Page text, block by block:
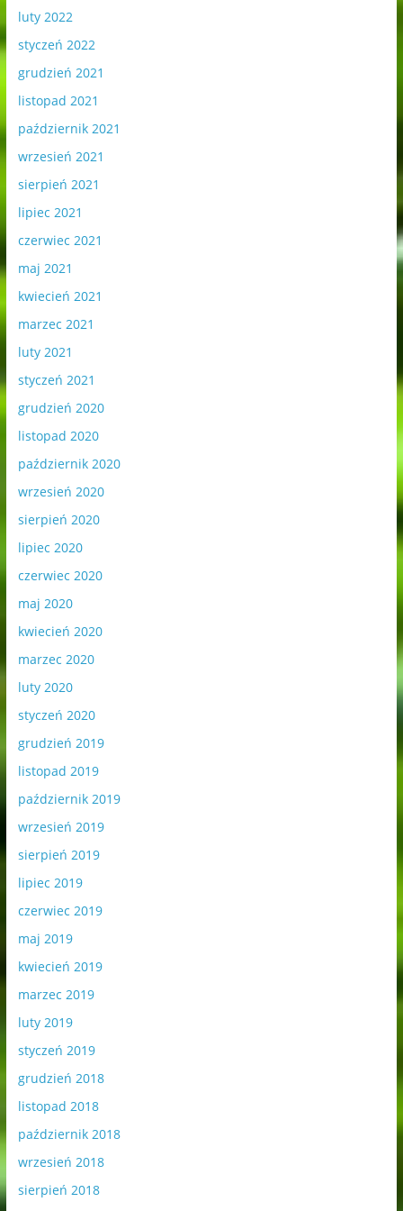
luty 2022
styczeń 2022
grudzień 2021
listopad 2021
październik 2021
wrzesień 2021
sierpień 2021
lipiec 2021
czerwiec 2021
maj 2021
kwiecień 2021
marzec 2021
luty 2021
styczeń 2021
grudzień 2020
listopad 2020
październik 2020
wrzesień 2020
sierpień 2020
lipiec 2020
czerwiec 2020
maj 2020
kwiecień 2020
marzec 2020
luty 2020
styczeń 2020
grudzień 2019
listopad 2019
październik 2019
wrzesień 2019
sierpień 2019
lipiec 2019
czerwiec 2019
maj 2019
kwiecień 2019
marzec 2019
luty 2019
styczeń 2019
grudzień 2018
listopad 2018
październik 2018
wrzesień 2018
sierpień 2018